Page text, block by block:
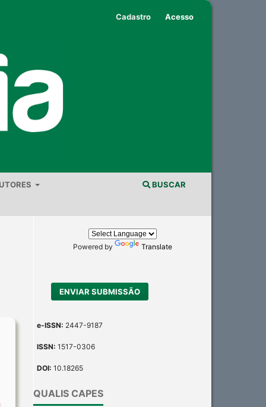
BUSCAR
Cadastro Acesso
Powered by Translate
ENVIAR SUBMISSÃO
e-ISSN: 2447-9187
ISSN: 1517-0306
DOI: 10.18265
QUALIS CAPES